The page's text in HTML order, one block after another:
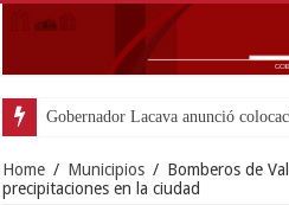
Gobernador Lacava anunció
Home / Municipios / Bomberos de
precipitaciones en la ciudad